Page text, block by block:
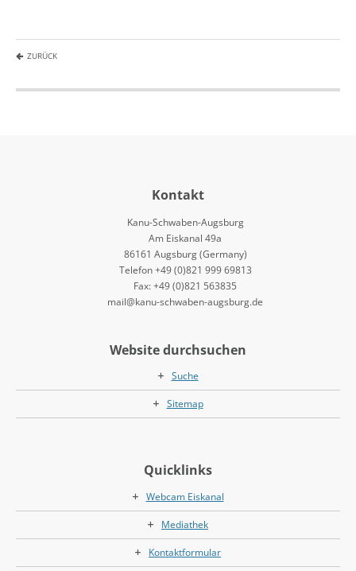
ZURÜCK
Kontakt
Kanu-Schwaben-Augsburg
Am Eiskanal 49a
86161 Augsburg (Germany)
Telefon +49 (0)821 999 69813
Fax: +49 (0)821 563835
mail@kanu-schwaben-augsburg.de
Website durchsuchen
Suche
Sitemap
Quicklinks
Webcam Eiskanal
Mediathek
Kontaktformular